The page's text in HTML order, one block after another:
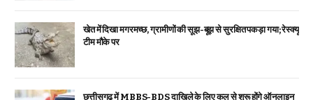
खेत में दिखा मगरमच्छ, ग्रामीणों की सूझ-बूझ से सुरक्षित पकड़ा गया; रेस्क्यू
टीम मौके पर
छत्तीसगढ़ में MBBS-BDS दाखिले के लिए कल से शुरू होंगे ऑनलाइन